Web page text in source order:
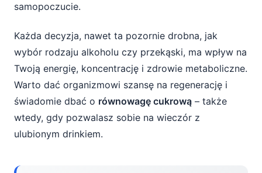
samopoczucie.
Każda decyzja, nawet ta pozornie drobna, jak
wybór rodzaju alkoholu czy przekąski, ma wpływ na
Twoją energię, koncentrację i zdrowie metaboliczne.
Warto dać organizmowi szansę na regenerację i
świadomie dbać o równowagę cukrową – także
wtedy, gdy pozwalasz sobie na wieczór z
ulubionym drinkiem.